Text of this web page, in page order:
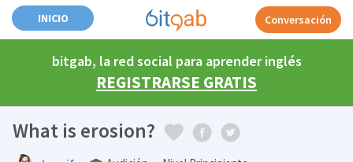
INICIO Conversación
bitgab, la red social para aprender inglés
REGISTRARSE GRATIS
What is erosion?